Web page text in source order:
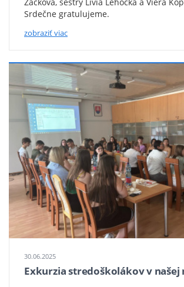
Srdečne gratulujeme.
zobraziť viac
škola30.06.2025
Exkurzia stredoškolákov v našej